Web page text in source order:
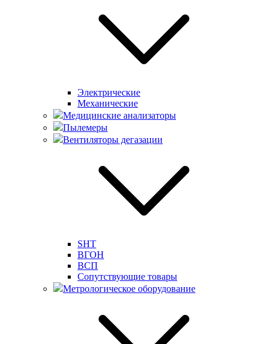
Электрические
Механические
Медицинские анализаторы
Пылемеры
Вентиляторы дегазации
SHT
ВГОН
ВСП
Сопутствующие товары
Метрологическое оборудование